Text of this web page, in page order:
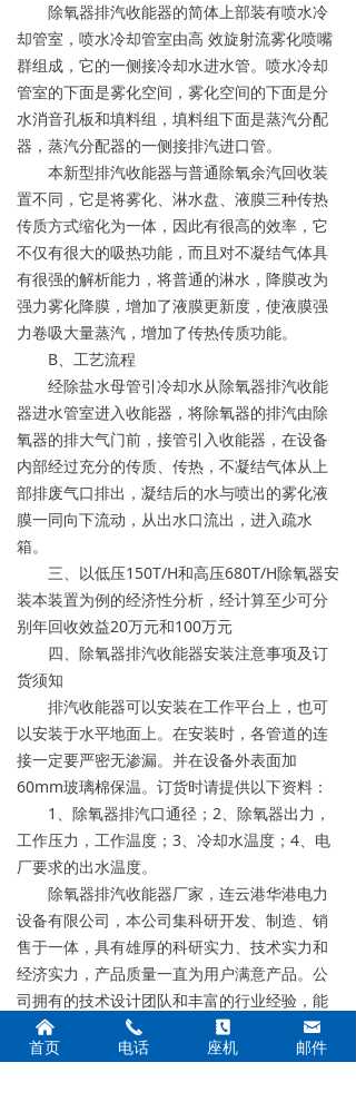
除氧器排汽收能器的简体上部装有喷水冷
却管室，喷水冷却管室由高 效旋射流雾化喷嘴
群组成，它的一侧接冷却水进水管。喷水冷却
管室的下面是雾化空间，雾化空间的下面是分
水消音孔板和填料组，填料组下面是蒸汽分配
器，蒸汽分配器的一侧接排汽进口管。
本新型排汽收能器与普通除氧余汽回收装
置不同，它是将雾化、淋水盘、液膜三种传热
传质方式缩化为一体，因此有很高的效率，它
不仅有很大的吸热功能，而且对不凝结气体具
有很强的解析能力，将普通的淋水，降膜改为
强力雾化降膜，增加了液膜更新度，使液膜强
力卷吸大量蒸汽，增加了传热传质功能。
B、工艺流程
经除盐水母管引冷却水从除氧器排汽收能
器进水管室进入收能器，将除氧器的排汽由除
氧器的排大气门前，接管引入收能器，在设备
内部经过充分的传质、传热，不凝结气体从上
部排废气口排出，凝结后的水与喷出的雾化液
膜一同向下流动，从出水口流出，进入疏水
箱。
三、以低压150T/H和高压680T/H除氧器安
装本装置为例的经济性分析，经计算至少可分
别年回收效益20万元和100万元
四、除氧器排汽收能器安装注意事项及订
货须知
排汽收能器可以安装在工作平台上，也可
以安装于水平地面上。在安装时，各管道的连
接一定要严密无渗漏。并在设备外表面加
60mm玻璃棉保温。订货时请提供以下资料：
1、除氧器排汽口通径；2、除氧器出力，
工作压力，工作温度；3、冷却水温度；4、电
厂要求的出水温度。
除氧器排汽收能器厂家，连云港华港电力
设备有限公司，本公司集科研开发、制造、销
售于一体，具有雄厚的科研实力、技术实力和
经济实力，产品质量一直为用户满意产品。公
司拥有的技术设计团队和丰富的行业经验，能
根据客户要求，设计和生产各种电力辅机设
备、凝汽器换管改造。能够在整个项目的实施
낀
首页
끅
电话
끐
座机
낂
邮件